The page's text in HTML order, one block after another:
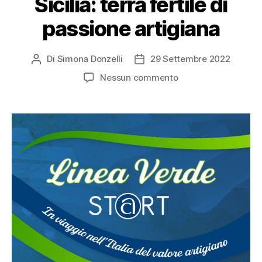
passione artigiana
Di Simona Donzelli
29 Settembre 2022
Nessun commento